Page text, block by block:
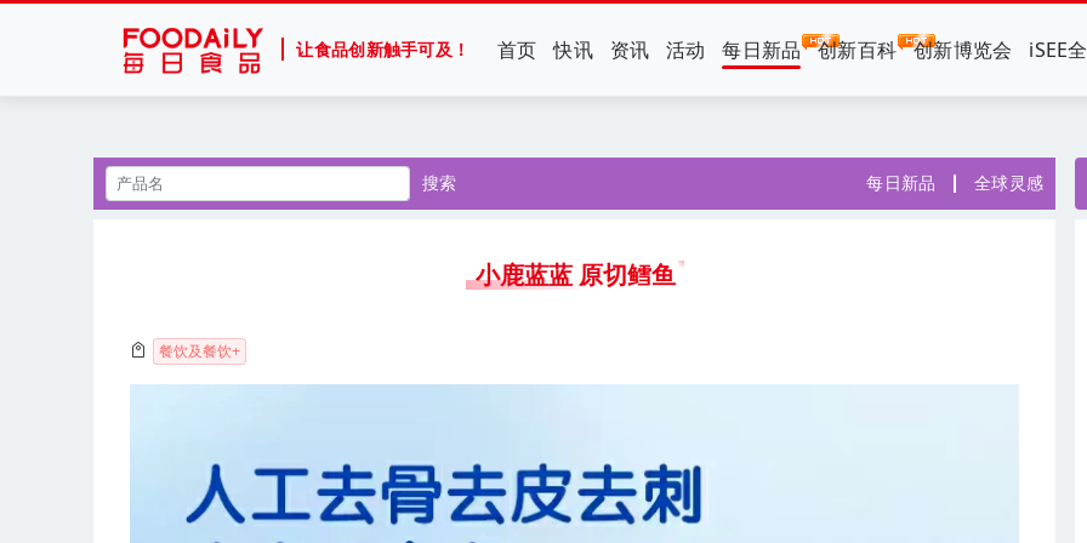
让食品创新触手可及！ 首页 快讯 资讯 活动 每日新品 创新百科 创新博览会 iSEE
搜索 每日新品 全球灵感
小鹿蓝蓝 原切鳕鱼
餐饮及餐饮+